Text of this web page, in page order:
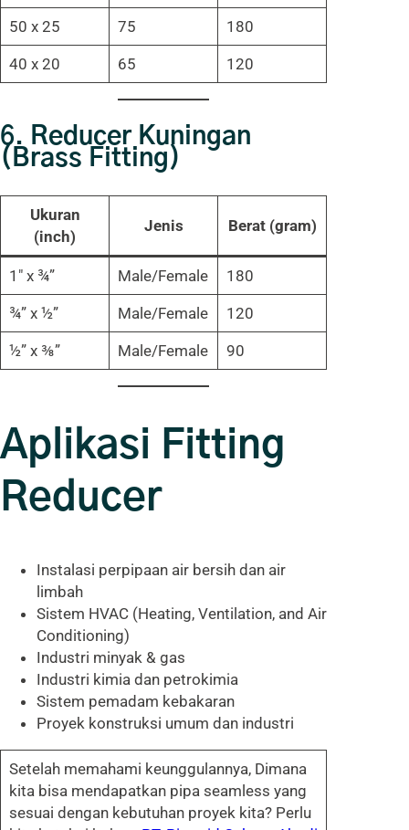
50 x 25 75 180
40 x 20 65 120
6. Reducer Kuningan
(Brass Fitting)
Ukuran
(inch)
Jenis Berat (gram)
1″ x ¾” Male/Female 180
¾” x ½” Male/Female 120
½” x ⅜” Male/Female 90
Aplikasi Fitting
Reducer
Instalasi perpipaan air bersih dan air
limbah
Sistem HVAC (Heating, Ventilation, and Air
Conditioning)
Industri minyak & gas
Industri kimia dan petrokimia
Sistem pemadam kebakaran
Proyek konstruksi umum dan industri
Setelah memahami keunggulannya, Dimana
kita bisa mendapatkan pipa seamless yang
sesuai dengan kebutuhan proyek kita? Perlu